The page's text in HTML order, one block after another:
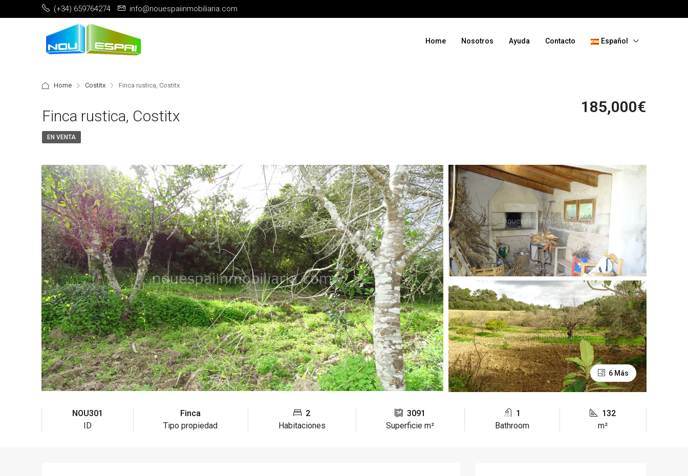
(+34) 659764274 info@nouespaiinmobiliaria.com
Home Nosotros Ayuda Contacto Español
Home Costitx Finca rustica, Costitx
Finca rustica, Costitx
185,000€
EN VENTA
6 Más
NOU301
ID
Finca
Tipo propiedad
2
Habitaciones
3091
Superficie m²
1
Bathroom
132
m²